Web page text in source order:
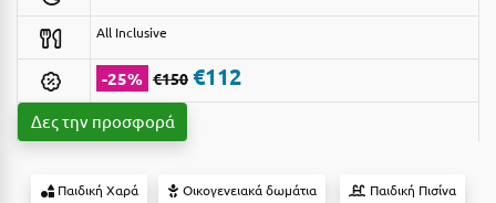
Γρεβενά
Γύθειο
All Inclusive
-25% €150 €112
Δες την προσφορά
Παιδική Χαρά Οικογενειακά δωμάτια Παιδική Πισίνα